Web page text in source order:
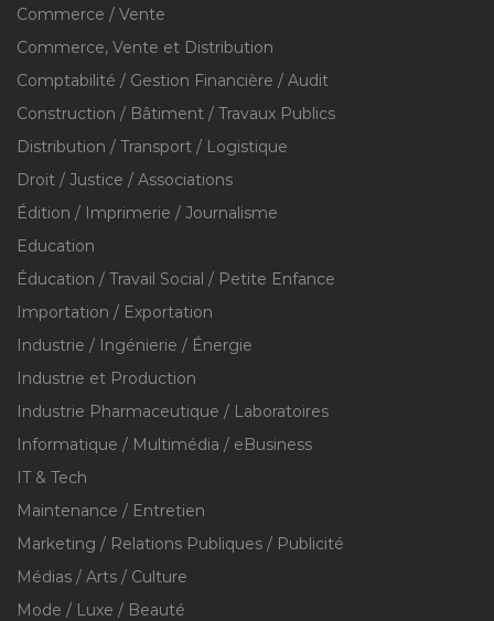
Commerce / Vente
Commerce, Vente et Distribution
Comptabilité / Gestion Financière / Audit
Construction / Bâtiment / Travaux Publics
Distribution / Transport / Logistique
Droit / Justice / Associations
Édition / Imprimerie / Journalisme
Education
Éducation / Travail Social / Petite Enfance
Importation / Exportation
Industrie / Ingénierie / Énergie
Industrie et Production
Industrie Pharmaceutique / Laboratoires
Informatique / Multimédia / eBusiness
IT & Tech
Maintenance / Entretien
Marketing / Relations Publiques / Publicité
Médias / Arts / Culture
Mode / Luxe / Beauté